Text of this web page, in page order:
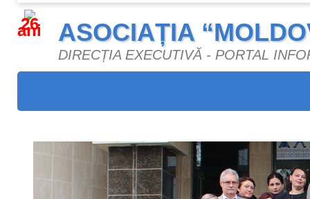
26
ani ASOCIAȚIA
DIRECȚIA EXECUTIVĂ - PORTAL